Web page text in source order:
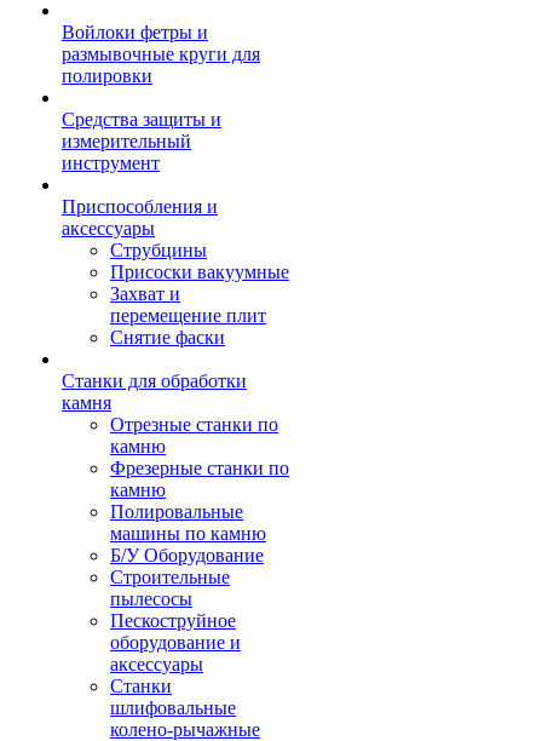
Войлоки фетры и
размывочные круги для
полировки
Средства защиты и
измерительный
инструмент
Приспособления и
аксессуары
Струбцины
Присоски вакуумные
Захват и
перемещение плит
Снятие фаски
Станки для обработки
камня
Отрезные станки по
камню
Фрезерные станки по
камню
Полировальные
машины по камню
Б/У Оборудование
Строительные
пылесосы
Пескоструйное
оборудование и
аксессуары
Станки
шлифовальные
колено-рычажные